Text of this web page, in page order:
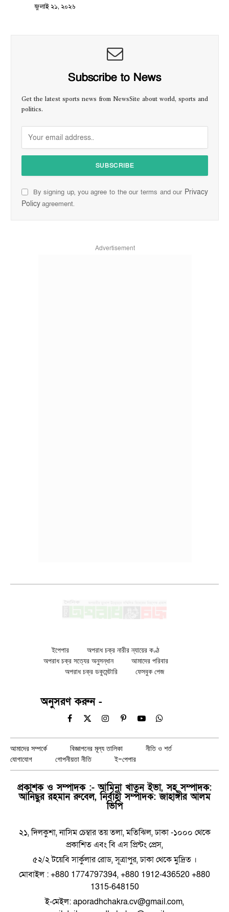
জুলাই ২১, ২০২৬
Subscribe to News
Get the latest sports news from NewsSite about world, sports and
politics.
By signing up, you agree to the our terms and our Privacy
Policyagreement.
Advertisement
ইপেপার
অপরাধ চক্র নারীর ন্যায়ের কণ্ঠ
অপরাধ চক্র সত্যের অনুসন্ধান
আমাদের পরিবার
অপরাধ চক্র ডকুমেন্টারি
ফেসবুক পেজ
অনুসরণ করুন -
Facebook
X
InstagramPinterestYouTubeWhatsApp
আমাদের সম্পর্কে বিজ্ঞাপনের মূল্য তালিকা
নীতি ও শর্ত
যোগাযোগ
গোপনীয়তা নীতি ই-পেপার
প্রকাশক ও সম্পাদক :- আমিনা খাতুন ইভা, সহ সম্পাদক:
আনিছুর রহমান রুবেল, নির্বাহী সম্পাদক: জাহাঙ্গীর আলম
ভিপি
২১, দিলকুশা, নাসিম চেম্বার তয় তলা, মতিঝিল, ঢাকা -১০০০ থেকে
প্রকাশিত এবং বি এস প্রিন্টং প্রেস,
৫২/২ টয়েবি সার্কুলার রোড, সূত্রাপুর, ঢাকা থেকে মুদ্রিত ।
মোবাইল : +880 1774797394, +880 1912-436520 +880
1315-648150
ই-মেইল: aporadhchakra.cv@gmail.com,